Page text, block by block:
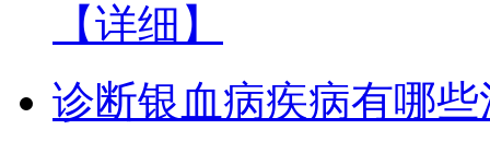
【详细】
诊断银血病疾病有哪